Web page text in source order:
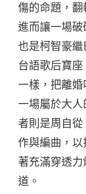
傷的命題，翻
進而讓一場
也是柯智豪
台語歌后寶
一樣，把離
一場屬於大
者則是周自
作與編曲，
著充滿穿透
道。